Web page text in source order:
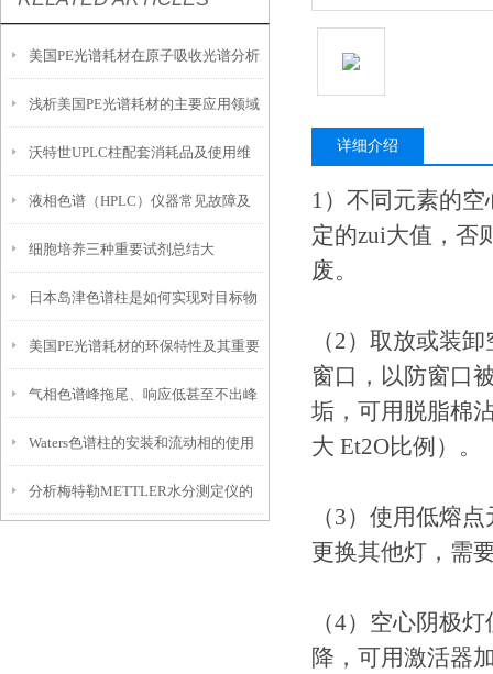
美国PE光谱耗材在原子吸收光谱分析
中的应用
浅析美国PE光谱耗材的主要应用领域
和行业
沃特世UPLC柱配套消耗品及使用维
护
液相色谱（HPLC）仪器常见故障及
解决方案
细胞培养三种重要试剂总结大
全！！！
日本岛津色谱柱是如何实现对目标物
质的分离与纯化的？
美国PE光谱耗材的环保特性及其重要
性
气相色谱峰拖尾、响应低甚至不出峰
的主要原因
Waters色谱柱的安装和流动相的使用
情况
分析梅特勒METTLER水分测定仪的
详细介绍
1）不同元素的
定的zui大值，否
废。
（2）取放或装
窗口，以防窗口
垢，可用脱脂棉
大 Et2O比例）。
（3）使用低熔
更换其他灯，需
（4）空心阴极
降，可用激活器